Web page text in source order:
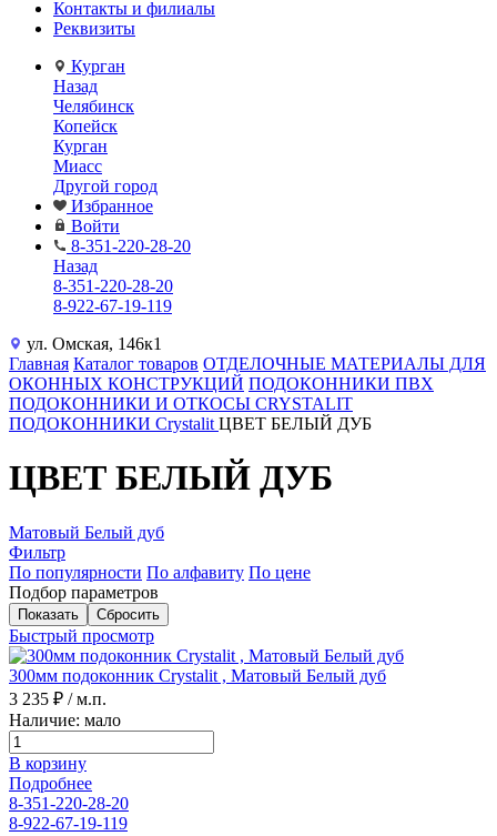
Контакты и филиалы
Реквизиты
Курган
Назад
Челябинск
Копейск
Курган
Миасс
Другой город
Избранное
Войти
8-351-220-28-20
Назад
8-351-220-28-20
8-922-67-19-119
ул. Омская, 146к1
Главная Каталог товаров ОТДЕЛОЧНЫЕ МАТЕРИАЛЫ ДЛЯ
ОКОННЫХ КОНСТРУКЦИЙ ПОДОКОННИКИ ПВХ
ПОДОКОННИКИ И ОТКОСЫ CRYSTALIT
ПОДОКОННИКИ Crystalit ЦВЕТ БЕЛЫЙ ДУБ
ЦВЕТ БЕЛЫЙ ДУБ
Матовый Белый дуб
Фильтр
По популярности По алфавиту По цене
Подбор параметров
Быстрый просмотр
300мм подоконник Crystalit , Матовый Белый дуб
3 235 ₽ / м.п.
Наличие: мало
В корзину
Подробнее
8-351-220-28-20
8-922-67-19-119